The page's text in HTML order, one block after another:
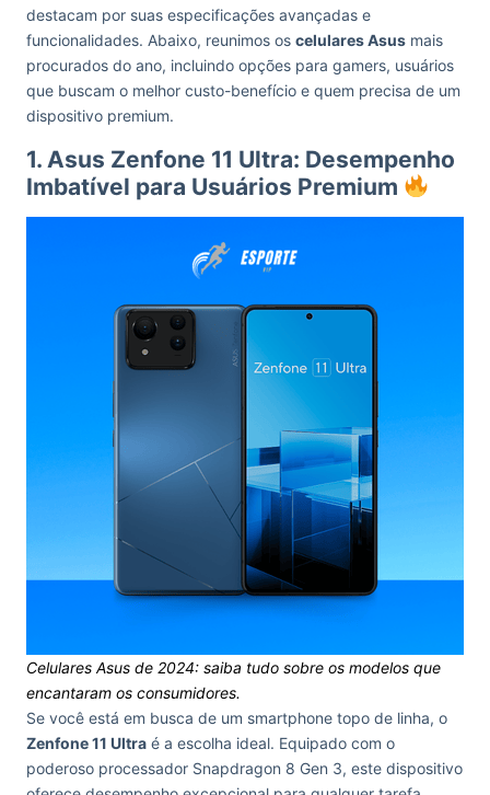
destacam por suas especificações avançadas e
funcionalidades. Abaixo, reunimos os celulares Asus mais
procurados do ano, incluindo opções para gamers, usuários
que buscam o melhor custo-benefício e quem precisa de um
dispositivo premium.
1. Asus Zenfone 11 Ultra: Desempenho
Imbatível para Usuários Premium
Celulares Asus de 2024: saiba tudo sobre os modelos que
encantaram os consumidores.
Se você está em busca de um smartphone topo de linha, o
Zenfone 11 Ultra é a escolha ideal. Equipado com o
poderoso processador Snapdragon 8 Gen 3, este dispositivo